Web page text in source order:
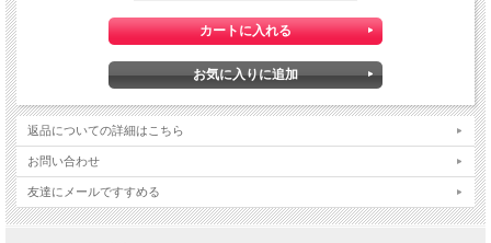
返品についての詳細はこちら
お問い合わせ
友達にメールですすめる